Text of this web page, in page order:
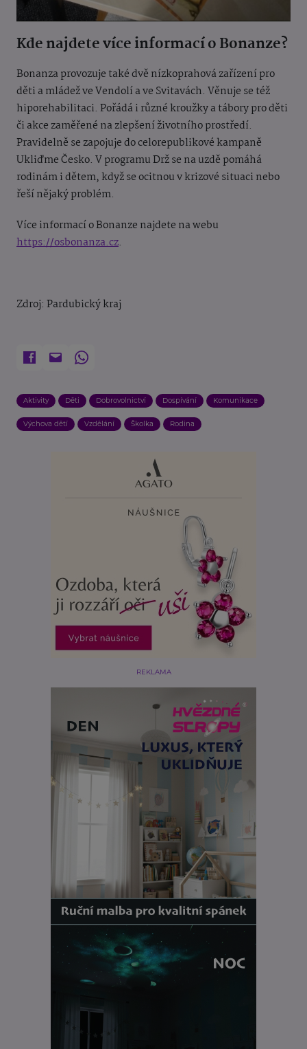
Kde najdete více informací o Bonanze?
Bonanza provozuje také dvě nízkoprahová zařízení pro
děti a mládež ve Vendolí a ve Svitavách. Věnuje se též
hiporehabilitaci. Pořádá i různé kroužky a tábory pro děti
či akce zaměřené na zlepšení životního prostředí.
Pravidelně se zapojuje do celorepublikové kampaně
Ukliďme Česko. V programu Drž se na uzdě pomáhá
rodinám i dětem, když se ocitnou v krizové situaci nebo
řeší nějaký problém.
Více informací o Bonanze najdete na webu
https://osbonanza.cz.
Zdroj: Pardubický kraj
Aktivity Děti Dobrovolnictví Dospívání Komunikace
Výchova dětí Vzdělání Školka Rodina
REKLAMA